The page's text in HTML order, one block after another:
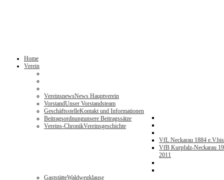
Home
Verein
VereinsnewsNews Hauptverein
VorstandUnser Vorstandsteam
GeschäftsstelleKontakt und Informationen
Beitragsordnungunsere Beitragssätze
Vereins-ChronikVereinsgeschichte
VfL Neckarau 1884 e.V.
VfB Kurpfalz-Neckarau
2011
GaststätteWaldwegklause